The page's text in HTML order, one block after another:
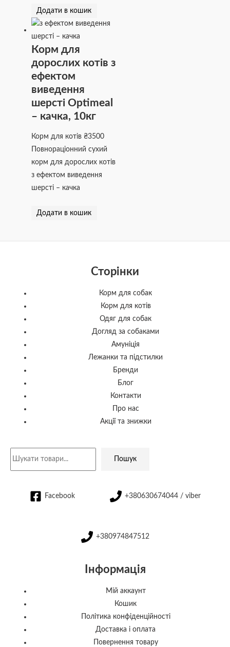
Додати в кошик
Корм для
дорослих котів з
ефектом
виведення
шерсті Optimeal
– качка, 10кг
Корм для котів₴3500
Повнораціонний сухий
корм для дорослих котів
з ефектом виведення
шерсті – качка
Додати в кошик
Сторінки
Корм для собак
Корм для котів
Одяг для собак
Догляд за собаками
Амуніція
Лежанки та підстилки
Бренди
Блог
Контакти
Про нас
Акції та знижки
Пошук
Facebook +380630674044 / viber
+380974847512
Інформація
Мій аккаунт
Кошик
Політика конфіденційності
Доставка і оплата
Повернення товару